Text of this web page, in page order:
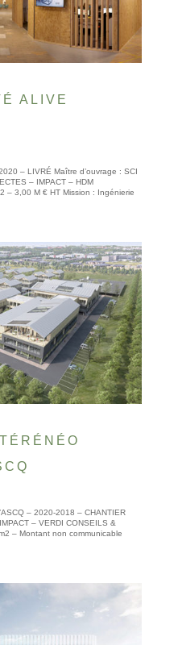
ALIVE
– LIVRÉ Maître d’ouvrage : SCI
– IMPACT – HDM
– 3,00 M € HT Mission : Ingénierie
– 2020-2018 – CHANTIER
– VERDI CONSEILS &
– Montant non communicable